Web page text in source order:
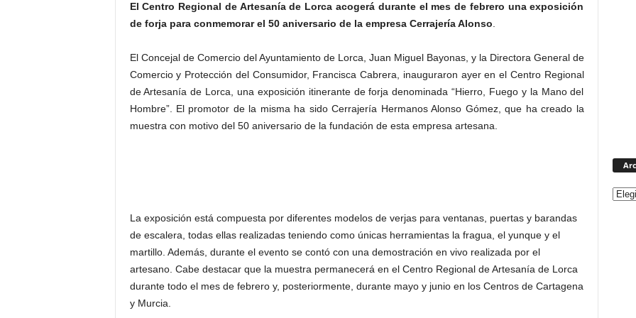
El Centro Regional de Artesanía de Lorca acogerá durante el mes de febrero una exposición
de forja para conmemorar el 50 aniversario de la empresa Cerrajería Alonso
El Concejal de Comercio del Ayuntamiento de Lorca, Juan Miguel Bayonas, y la Directora General de
Comercio y Protección del Consumidor, Francisca Cabrera, inauguraron ayer en el Centro Regional
de Artesanía de Lorca, una exposición itinerante de forja denominada “Hierro, Fuego y la Mano del
Hombre”. El promotor de la misma ha sido Cerrajería Hermanos Alonso Gómez, que ha creado la
muestra con motivo del 50 aniversario de la fundación de esta empresa artesana.
La exposición está compuesta por diferentes modelos de verjas para ventanas, puertas y barandas
de escalera, todas ellas realizadas teniendo como únicas herramientas la fragua, el yunque y el
martillo. Además, durante el evento se contó con una demostración en vivo realizada por el
artesano. Cabe destacar que la muestra permanecerá en el Centro Regional de Artesanía de Lorca
durante todo el mes de febrero y, posteriormente, durante mayo y junio en los Centros de Cartagena
y Murcia.